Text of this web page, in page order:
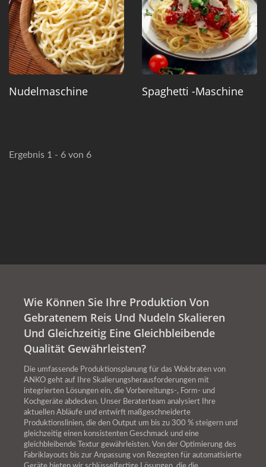
Nudelmaschine Spaghetti -Maschine
Ergebnis 1 - 6 von 6
Wie Können Sie Ihre Produktion Von
Gebratenem Reis Und Nudeln Skalieren
Und Gleichzeitig Eine Gleichbleibende
Qualität Gewährleisten?
Die umfassende Produktionsplanung für das Wokbraten von
ANKO geht auf Ihre Skalierungsherausforderungen mit
integrierten Lösungen ein, die Vorbereitungs-, Form- und
Kochgeräte abdecken. Unser Beraterteam analysiert Ihre
aktuellen Abläufe und entwirft maßgeschneiderte
Produktionslinien, die den Output um bis zu 300 % steigern und
gleichzeitig einen konsistenten Geschmack und eine
gleichbleibende Textur gewährleisten. Von der Optimierung des
Fabriklayouts bis zur Anpassung von Rezepten für automatisierte